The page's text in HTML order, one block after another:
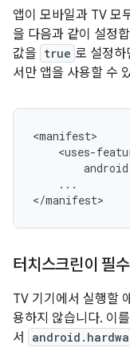
앱이 모바일과 TV 모
을 다음과 같이 설정
값을 true 로 설정
서만 앱을 사용할 수
<uses-
...
</manifest>
터치스크린이 필
TV 기기에서 실행할
용하지 않습니다. 이
서